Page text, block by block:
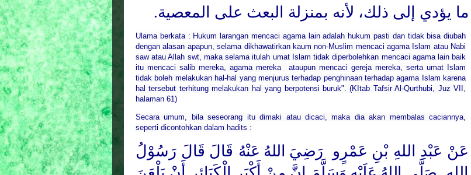
ما يؤدي إلى ذلك، لأنه بمنزلة البعث على المعصية.
Ulama berkata : Hukum larangan mencaci agama lain adalah hukum pasti dan tidak bisa diubah
dengan alasan apapun, selama dikhawatirkan kaum non-Muslim mencaci agama Islam atau Nabi
saw atau Allah swt, maka selama itulah umat Islam tidak diperbolehkan mencaci agama lain baik
itu mencaci salib mereka, agama mereka
ataupun mencaci gereja mereka, serta umat Islam
tidak boleh melakukan hal-hal yang menjurus terhadap penghinaan terhadap agama Islam karena
hal tersebut terhitung melakukan hal yang berpotensi buruk". (KItab Tafsir Al-Qurthubi, Juz VII,
halaman 61)
Secara umum, bila seseorang itu dimaki atau dicaci, maka dia akan membalas caciannya,
seperti dicontohkan dalam hadits :
عَنْ عَبْدِ اللهِ بْنِ عَمْرٍو رَضِيَ اللهُ عَنْهُ قَالَ قَالَ رَسُوْلُ